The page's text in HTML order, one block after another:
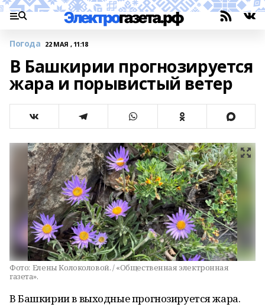
Погода 22 МАЯ , 11:18
В Башкирии прогнозируется
жара и порывистый ветер
Фото: Елены Колоколовой. / «Общественная электронная
газета».
В Башкирии в выходные прогнозируется жара.